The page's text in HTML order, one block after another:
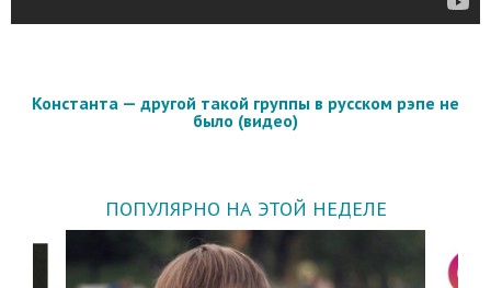
Константа — другой такой группы в русском рэпе не
было (видео)
ПОПУЛЯРНО НА ЭТОЙ НЕДЕЛЕ